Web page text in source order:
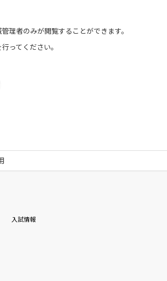
理者のみが閲覧することができます。
ってください。
入試情報